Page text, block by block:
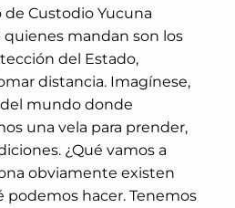
Custodio Yucuna
mandan son los
del Estado,
distancia. Imagínese,
mundo donde
una vela para prender,
¿Qué vamos a
obviamente existen
podemos hacer. Tenemos